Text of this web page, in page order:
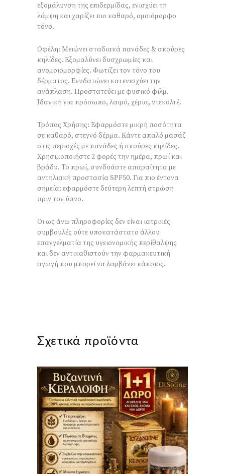
εξομάλυνση της επιδερμίδας, ενισχύει τη
λάμψη και χαρίζει πιο καθαρό, ομοιόμορφο
τόνο.
Οφέλη: Μειώνει σταδιακά πανάδες & σκούρες
κηλίδες. Εξομαλύνει δυσχρωμίες και
ανομοιομορφίες. Φωτίζει τον τόνο του
δέρματος. Ενυδατώνει και ενισχύει την
ανάπλαση. Προστατεύει με φυσικό φιλμ.
Ιδανική για πρόσωπο, λαιμό, χέρια, ντεκολτέ.
Τρόπος Χρήσης: Εφαρμόστε μικρή ποσότητα
σε καθαρό, στεγνό δέρμα. Κάντε απαλό μασάζ
στις περιοχές με πανάδες ή σκούρες κηλίδες.
Χρησιμοποιήστε 2 φορές την ημέρα, πρωί και
βράδυ. Το πρωί, συνδυάστε απαραίτητα με
αντηλιακή προστασία SPF50. Για πιο έντονα
σημεία: εφαρμόστε δεύτερη λεπτή στρώση
πριν τον ύπνο.
Οι ως άνω πληροφορίες δεν είναι ιατρικές
συμβουλές ούτε υποκατάστατο άλλου
επαγγελματία της υγειονομικής περίθαλψης
και δεν αντικαθιστούν την φαρμακευτική
αγωγή που μπορεί να λαμβάνει κάποιος.
Σχετικά προϊόντα